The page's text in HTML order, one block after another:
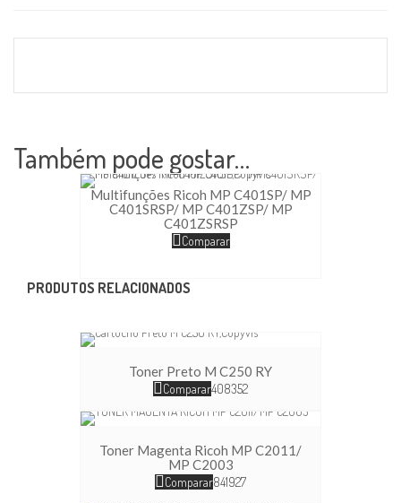
Também pode gostar…
Multifunções Ricoh MP C401SP/ MP
C401SRSP/ MP C401ZSP/ MP
C401ZSRSP
Comparar
PRODUTOS RELACIONADOS
Toner Preto M C250 RY
Comparar408352
Toner Magenta Ricoh MP C2011/
MP C2003
Comparar841927